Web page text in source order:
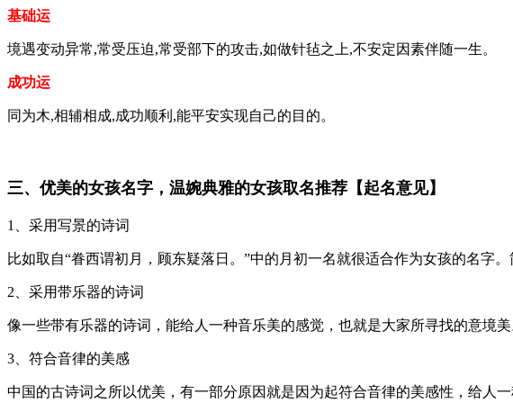
基础运
境遇变动异常,常受压迫,常受部下的攻击,如做针毡之上,不安定因素伴随一生。
成功运
同为木,相辅相成,成功顺利,能平安实现自己的目的。
三、优美的女孩名字，温婉典雅的女孩取名推荐【起名意见】
1、采用写景的诗词
比如取自“眷西谓初月，顾东疑落日。”中的月初一名就很适合作为女孩的名字。
2、采用带乐器的诗词
像一些带有乐器的诗词，能给人一种音乐美的感觉，也就是大家所寻找的意境
3、符合音律的美感
中国的古诗词之所以优美，有一部分原因就是因为起符合音律的美感性，给人一